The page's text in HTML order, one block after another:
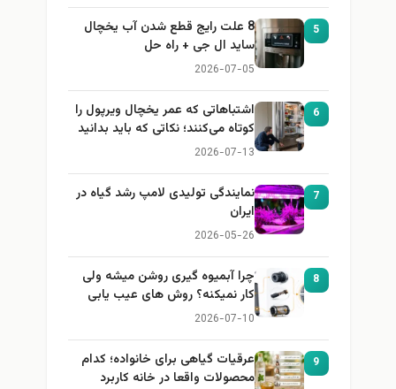
5
8 علت رایج قطع شدن آب یخچال
ساید ال جی + راه حل
2026-07-05
6
اشتباهاتی که عمر یخچال ویرپول را
کوتاه می‌کنند؛ نکاتی که باید بدانید
2026-07-13
7
نمایندگی تولیدی لامپ رشد گیاه در
ایران
2026-05-26
8
چرا آبمیوه گیری روشن میشه ولی
کار نمیکنه؟ روش های عیب یابی
2026-07-10
9
عرقیات گیاهی برای خانواده؛ کدام
محصولات واقعا در خانه کاربرد